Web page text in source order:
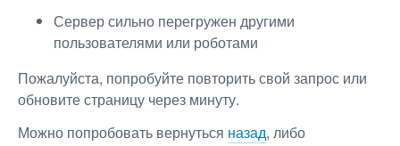
Сервер сильно перегружен другими
пользователями или роботами
Пожалуйста, попробуйте повторить свой запрос или
обновите страницу через минуту.
Можно попробовать вернуться назад, либо